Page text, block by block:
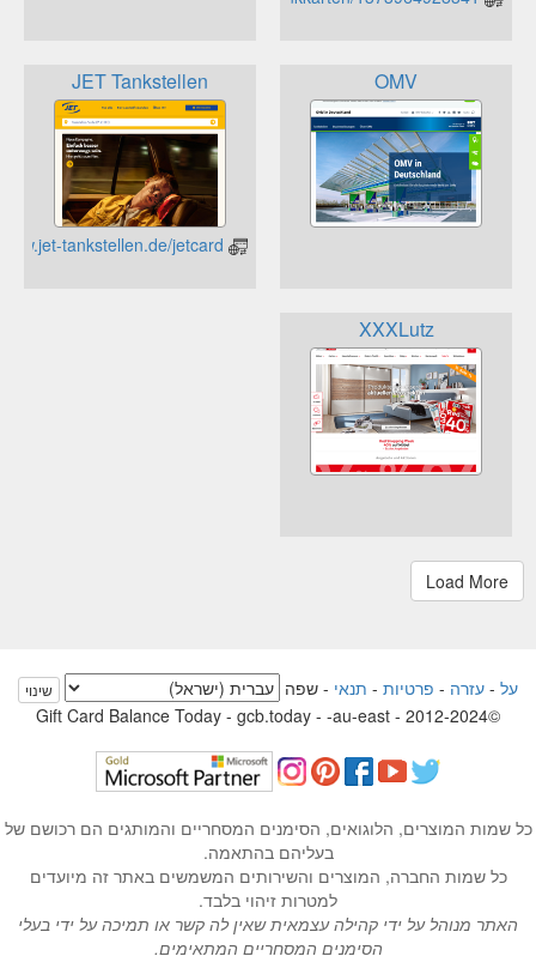
JET Tankstellen OMV
XXXLutz
על - עזרה - פרטיות - תנאי - שפה שינוי
©2012-2024 - Gift Card Balance Today - gcb.today - -au-east
כל שמות המוצרים, הלוגואים, הסימנים המסחריים והמותגים הם רכושם של
בעליהם בהתאמה.
כל שמות החברה, המוצרים והשירותים המשמשים באתר זה מיועדים
למטרות זיהוי בלבד.
האתר מנוהל על ידי קהילה עצמאית שאין לה קשר או תמיכה על ידי בעלי
הסימנים המסחריים המתאימים.